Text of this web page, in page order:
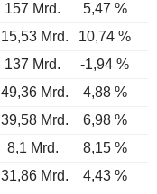
157 Mrd. 5,47 %
15,53 Mrd. 10,74 %
137 Mrd. -1,94 %
49,36 Mrd. 4,88 %
39,58 Mrd.
6,98 %
8,1 Mrd.
8,15 %
31,86 Mrd. 4,43 %